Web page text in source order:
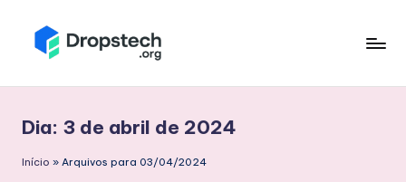
o
p
tecnologia,
linux,
opensource,
Dia: 3 de abril de 2024
Início » Arquivos para 03/04/2024